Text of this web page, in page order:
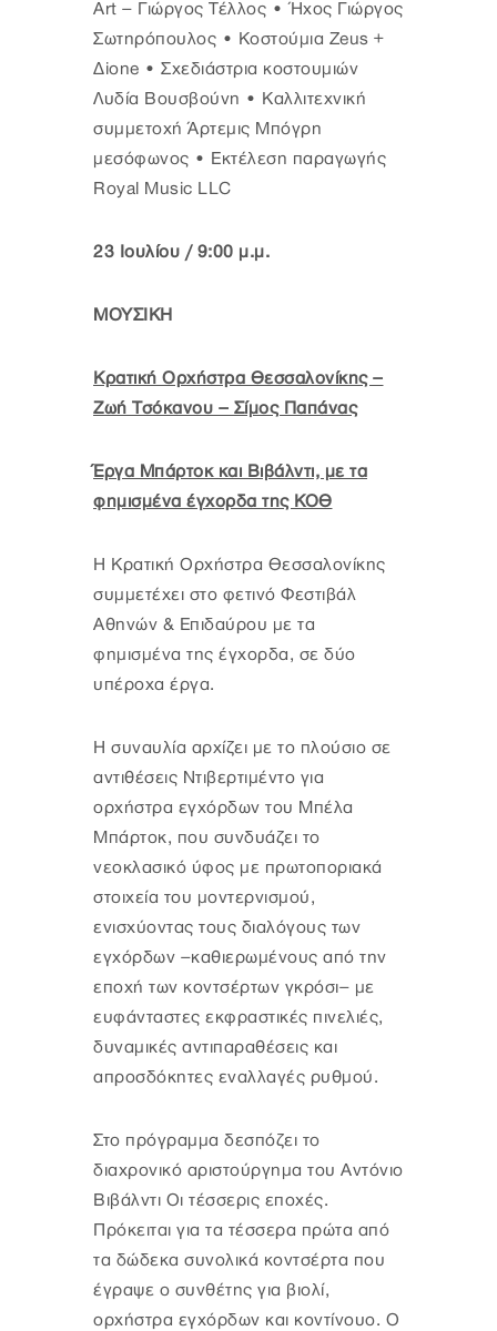
Art – Γιώργος Τέλλος • Ήχος Γιώργος
Σωτηρόπουλος • Κοστούμια Zeus +
Δione • Σχεδιάστρια κοστουμιών
Λυδία Βουσβούνη • Καλλιτεχνική
συμμετοχή Άρτεμις Μπόγρη
μεσόφωνος • Εκτέλεση παραγωγής
Royal Music LLC
23 Ιουλίου / 9:00 μ.μ.
ΜΟΥΣΙΚΗ
Κρατική Ορχήστρα Θεσσαλονίκης –
Ζωή Τσόκανου – Σίμος Παπάνας
Έργα Μπάρτοκ και Βιβάλντι, με τα
φημισμένα έγχορδα της ΚΟΘ
Η Κρατική Ορχήστρα Θεσσαλονίκης
συμμετέχει στο φετινό Φεστιβάλ
Αθηνών & Επιδαύρου με τα
φημισμένα της έγχορδα, σε δύο
υπέροχα έργα.
Η συναυλία αρχίζει με το πλούσιο σε
αντιθέσεις Ντιβερτιμέντο για
ορχήστρα εγχόρδων του Μπέλα
Μπάρτοκ, που συνδυάζει το
νεοκλασικό ύφος με πρωτοποριακά
στοιχεία του μοντερνισμού,
ενισχύοντας τους διαλόγους των
εγχόρδων –καθιερωμένους από την
εποχή των κοντσέρτων γκρόσι– με
ευφάνταστες εκφραστικές πινελιές,
δυναμικές αντιπαραθέσεις και
απροσδόκητες εναλλαγές ρυθμού.
Στο πρόγραμμα δεσπόζει το
διαχρονικό αριστούργημα του Αντόνιο
Βιβάλντι Οι τέσσερις εποχές.
Πρόκειται για τα τέσσερα πρώτα από
τα δώδεκα συνολικά κοντσέρτα που
έγραψε ο συνθέτης για βιολί,
ορχήστρα εγχόρδων και κοντίνουο. Ο